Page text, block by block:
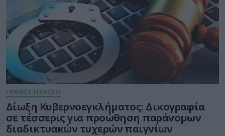
ΓΕΝΙΚΕΣ ΕΙΔΗΣΕΙΣ
Δίωξη Κυβερνοεγκλήματος: Δικογραφία
σε τέσσερις για προώθηση παράνομων
διαδικτυακών τυχερών παιγνίων